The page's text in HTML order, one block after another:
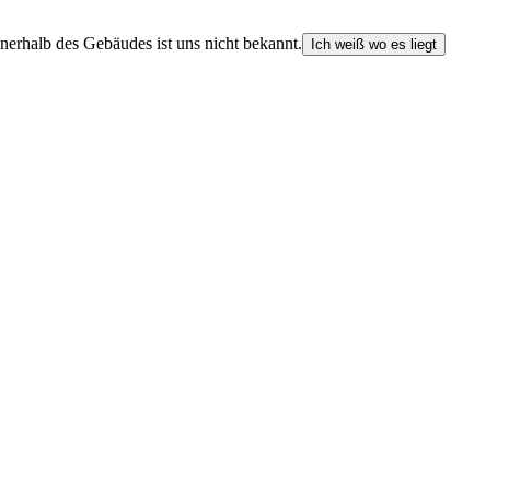
des Gebäudes ist uns nicht bekannt.
Ich weiß wo es liegt